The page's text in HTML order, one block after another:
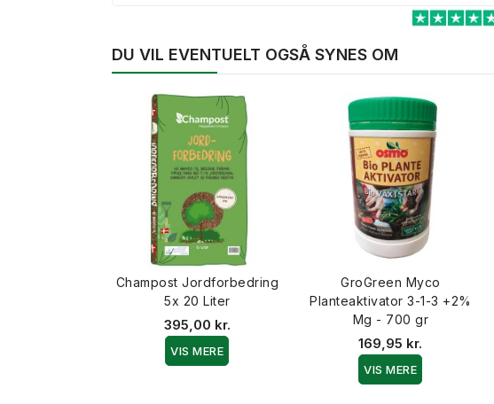
DU VIL EVENTUELT OGSÅ SYNES OM
Champost Jordforbedring
5x 20 Liter
395,00 kr.
VIS MERE
GroGreen Myco
Planteaktivator 3-1-3 +2%
Mg - 700 gr
169,95 kr.
VIS MERE